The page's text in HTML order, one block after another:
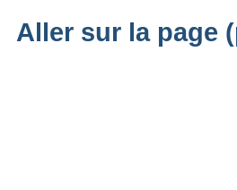
Aller sur la page